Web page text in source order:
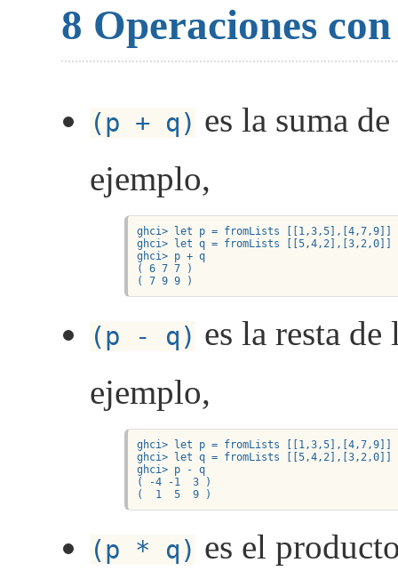
8 Operaciones
(p + q) es la suma
ejemplo,
ghci> let p = fromLists [[1,3,5],[4,7,9]]
ghci> let q = fromLists [[5,4,2],[3,2,0]]
ghci> p + q
( 6 7 7 )
( 7 9 9 )
(p - q) es la resta
ejemplo,
ghci> let p = fromLists [[1,3,5],[4,7,9]]
ghci> let q = fromLists [[5,4,2],[3,2,0]]
ghci> p - q
( -4 -1  3 )
(  1  5  9 )
(p * q) es el